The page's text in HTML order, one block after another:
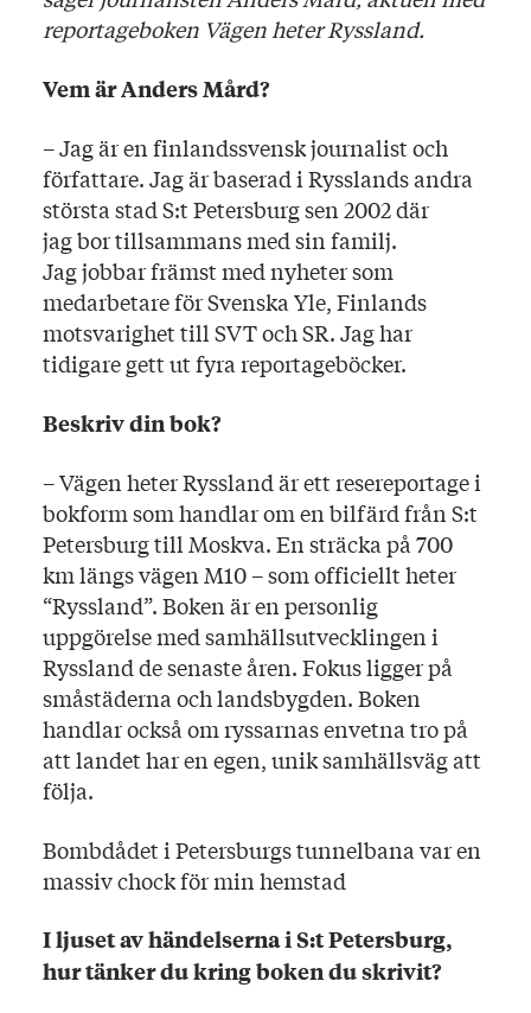
reportageboken Vägen heter Ryssland.
Vem är Anders Mård?
– Jag är en finlandssvensk journalist och
författare. Jag är baserad i Rysslands andra
största stad S:t Petersburg sen 2002 där
jag bor tillsammans med sin familj.
Jag jobbar främst med nyheter som
medarbetare för Svenska Yle, Finlands
motsvarighet till SVT och SR. Jag har
tidigare gett ut fyra reportageböcker.
Beskriv din bok?
– Vägen heter Ryssland är ett resereportage i
bokform som handlar om en bilfärd från S:t
Petersburg till Moskva. En sträcka på 700
km längs vägen M10 – som officiellt heter
“Ryssland”. Boken är en personlig
uppgörelse med samhällsutvecklingen i
Ryssland de senaste åren. Fokus ligger på
småstäderna och landsbygden. Boken
handlar också om ryssarnas envetna tro på
att landet har en egen, unik samhällsväg att
följa.
Bombdådet i Petersburgs tunnelbana var en
massiv chock för min hemstad
I ljuset av händelserna i S:t Petersburg,
hur tänker du kring boken du skrivit?